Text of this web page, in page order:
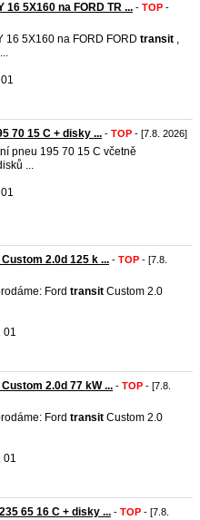
16 5X160 na FORD TR ... - TOP -
16 5X160 na FORD FORD transit ,
70 15 C + disky ... - TOP - [7.8. 2026]
pneu 195 70 15 C včetně
...
2.0d 125 k ... - TOP - [7.8.
Ford transit Custom 2.0
01
2.0d 77 kW ... - TOP - [7.8.
Ford transit Custom 2.0
01
65 16 C + disky ... - TOP - [7.8.